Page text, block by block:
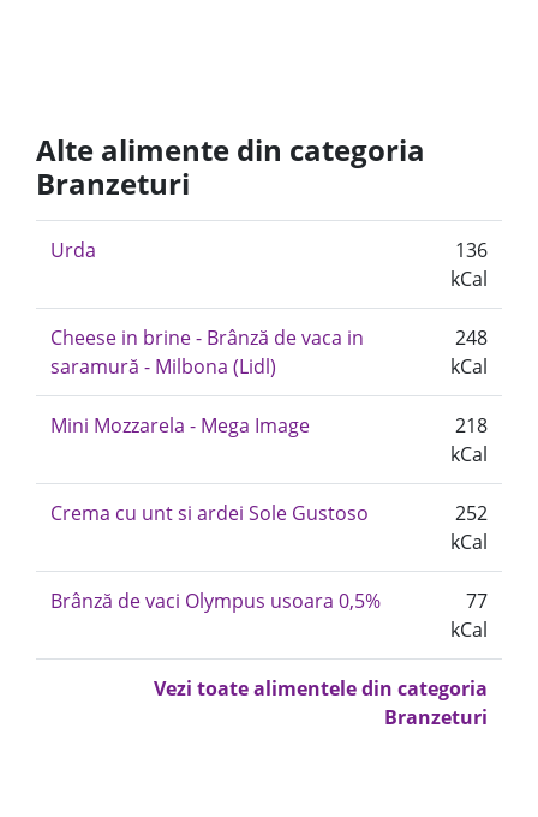
Alte alimente din categoria
Branzeturi
Urda
136
kCal
Cheese in brine - Brânză de vaca in
saramură - Milbona (Lidl)
248
kCal
Mini Mozzarela - Mega Image
218
kCal
Crema cu unt si ardei Sole Gustoso
252
kCal
Brânză de vaci Olympus usoara 0,5%
77
kCal
Vezi toate alimentele din categoria
Branzeturi